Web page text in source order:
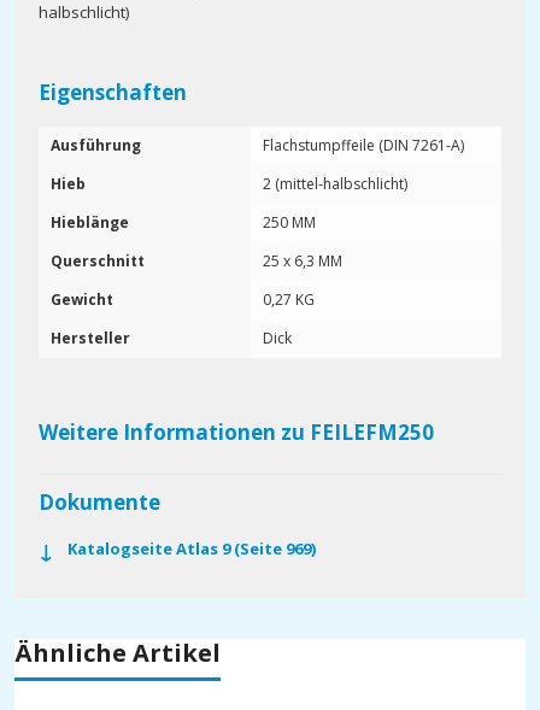
halbschlicht)
Eigenschaften
Ausführung
Flachstumpffeile (DIN 7261-A)
Hieb
2 (mittel-halbschlicht)
Hieblänge
250 MM
Querschnitt
25 x 6,3 MM
Gewicht
0,27 KG
Hersteller
Dick
Weitere Informationen zu FEILEFM250
Dokumente
Katalogseite Atlas 9 (Seite 969)
Ähnliche Artikel